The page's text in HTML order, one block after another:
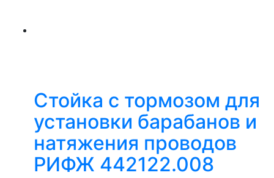
Стойка с тормозом для
установки барабанов и
натяжения проводов
РИФЖ 442122.008